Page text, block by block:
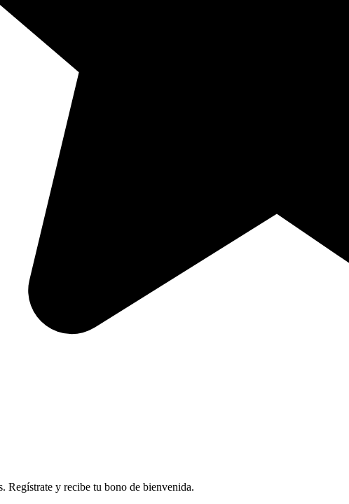
Regístrate y recibe tu bono de bienvenida.